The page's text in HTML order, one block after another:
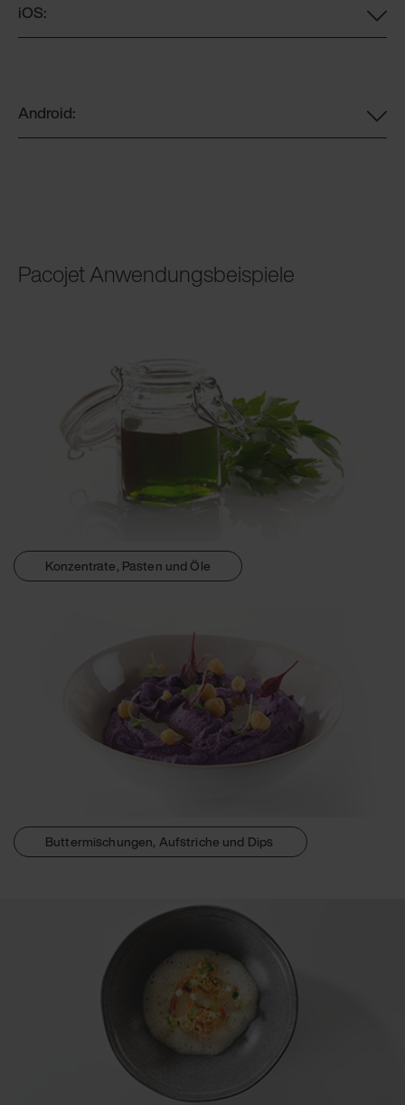
iOS:
Android:
Pacojet Anwendungsbeispiele
Konzentrate, Pasten und Öle
Buttermischungen, Aufstriche und Dips